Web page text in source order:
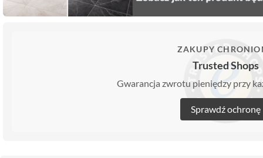
ZAKUPY
Trusted Shops
Gwarancja zwrotu pieniędzy przy
Sprawdź ochronę